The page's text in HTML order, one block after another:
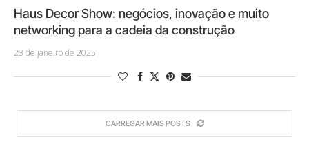
Haus Decor Show: negócios, inovação e muito
networking para a cadeia da construção
23 de janeiro de 2025
CARREGAR MAIS POSTS